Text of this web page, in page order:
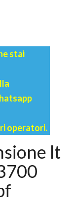
stai
operatori.
lt